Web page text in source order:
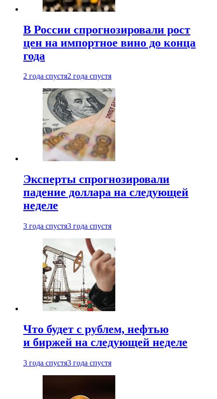
В России спрогнозировали рост
цен на импортное вино до конца
года
2 года спустя2 года спустя
Эксперты спрогнозировали
падение доллара на следующей
неделе
3 года спустя3 года спустя
Что будет с рублем, нефтью
и биржей на следующей неделе
3 года спустя3 года спустя